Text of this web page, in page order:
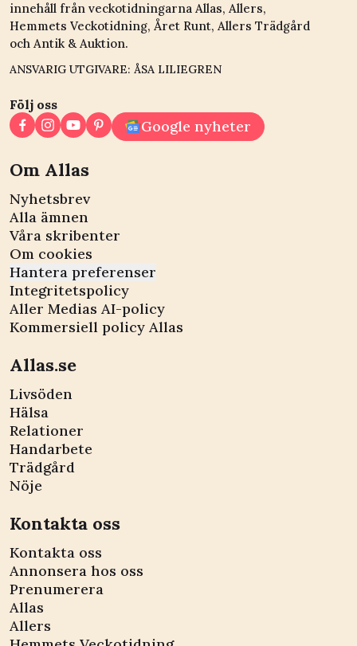
innehåll från veckotidningarna Allas, Allers,
Hemmets Veckotidning, Året Runt, Allers Trädgård
och Antik & Auktion.
ANSVARIG UTGIVARE: ÅSA LILIEGREN
Följ oss
Google nyheter
Om Allas
Nyhetsbrev
Alla ämnen
Våra skribenter
Om cookies
Hantera preferenser
Integritetspolicy
Aller Medias AI-policy
Kommersiell policy Allas
Allas.se
Livsöden
Hälsa
Relationer
Handarbete
Trädgård
Nöje
Kontakta oss
Kontakta oss
Annonsera hos oss
Prenumerera
Allas
Allers